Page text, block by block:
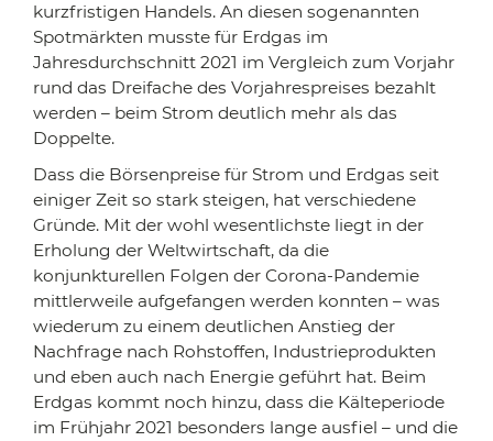
kurzfristigen Handels. An diesen sogenannten
Spotmärkten musste für Erdgas im
Jahresdurchschnitt 2021 im Vergleich zum Vorjahr
rund das Dreifache des Vorjahrespreises bezahlt
werden – beim Strom deutlich mehr als das
Doppelte.
Dass die Börsenpreise für Strom und Erdgas seit
einiger Zeit so stark steigen, hat verschiedene
Gründe. Mit der wohl wesentlichste liegt in der
Erholung der Weltwirtschaft, da die
konjunkturellen Folgen der Corona-Pandemie
mittlerweile aufgefangen werden konnten – was
wiederum zu einem deutlichen Anstieg der
Nachfrage nach Rohstoffen, Industrieprodukten
und eben auch nach Energie geführt hat. Beim
Erdgas kommt noch hinzu, dass die Kälteperiode
im Frühjahr 2021 besonders lange ausfiel – und die